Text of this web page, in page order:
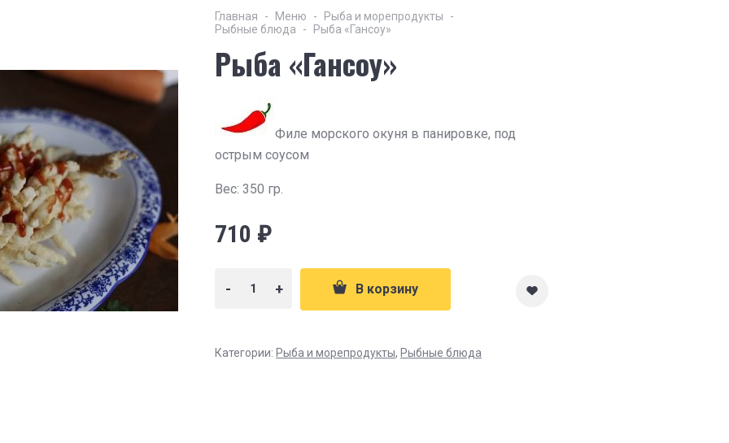
Главная Меню
Рыба и морепродукты
Рыбные блюда
Рыба «Гансоу»
Рыба «Гансоу»
Филе морского окуня в панировке, под
острым соусом
Вес: 350 гр.
710 ₽
- + В корзину
Категории: Рыба и морепродукты, Рыбные блюда